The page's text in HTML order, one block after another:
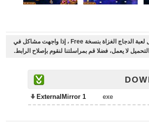
أنت على وشك تحميل لعبة الدجاج الغزاة بنسخة Free ، إذا واجهت مشاكل في
لا يعمل، فضلا قم بمراسلتنا لنقوم بإصلاح الرابط.
exe
ExternalMirror 1